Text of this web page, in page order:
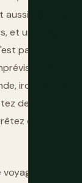
possible
et un nuage
pas
La
ironique et
des
d'en
: se